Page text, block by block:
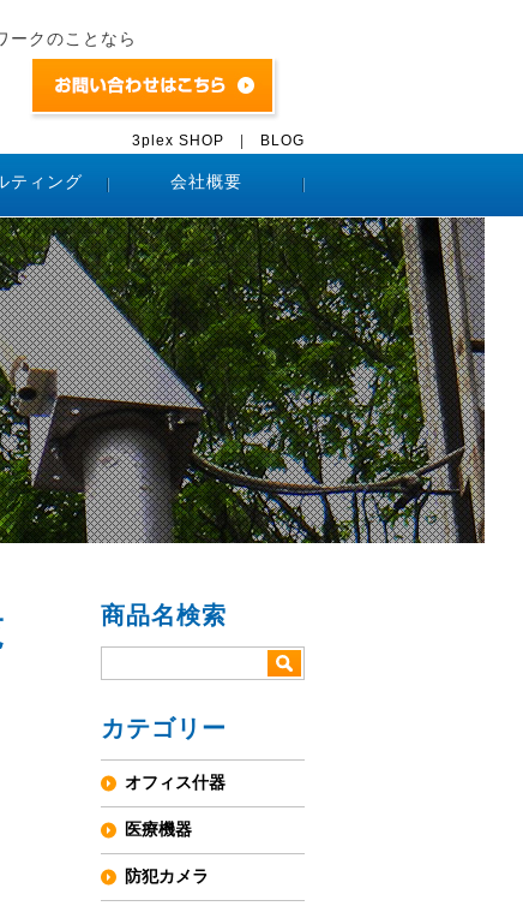
ークのことなら
3plex SHOP BLOG
ティング 会社概要
商品名検索
カテゴリー
オフィス什器
医療機器
防犯カメラ